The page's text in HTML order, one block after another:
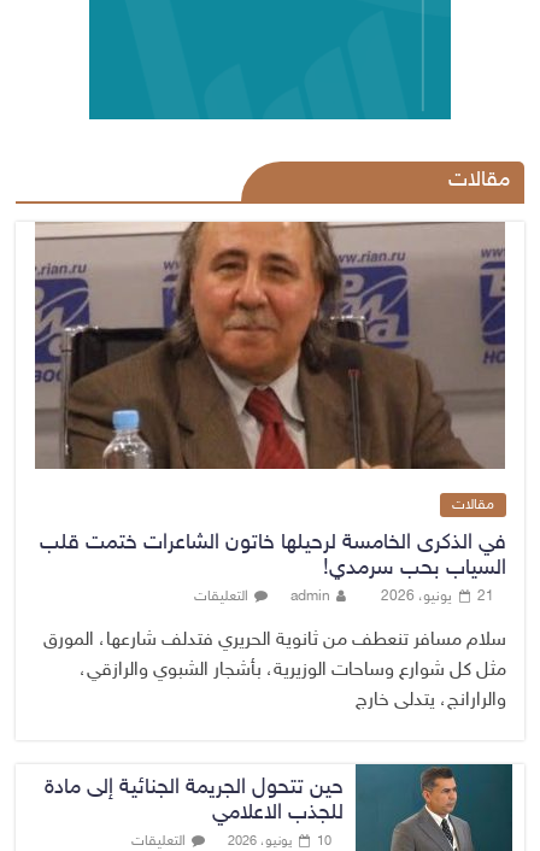
مقالات
مقالات
في الذكرى الخامسة لرحيلها خاتون الشاعرات ختمت قلب
السياب بحب سرمدي!
21 يونيو، 2026 admin التعليقات
سلام مسافر تنعطف من ثانوية الحريري فتدلف شارعها، المورق
مثل كل شوارع وساحات الوزيرية، بأشجار الشبوي والرازقي،
والرارانج، يتدلى خارج
حين تتحول الجريمة الجنائية إلى مادة
للجذب الاعلامي
10 يونيو، 2026 التعليقات